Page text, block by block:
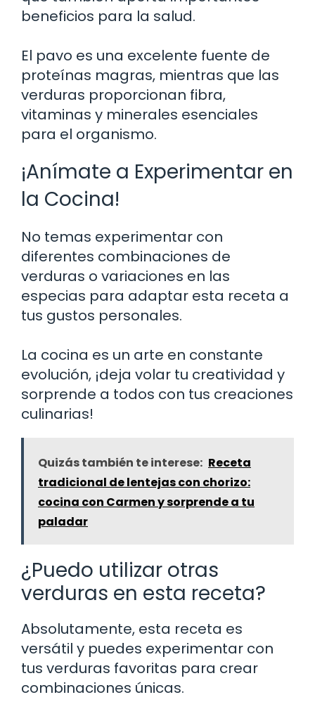
beneficios para la salud.
El pavo es una excelente fuente de
proteínas magras, mientras que las
verduras proporcionan fibra,
vitaminas y minerales esenciales
para el organismo.
¡Anímate a Experimentar en
la Cocina!
No temas experimentar con
diferentes combinaciones de
verduras o variaciones en las
especias para adaptar esta receta a
tus gustos personales.
La cocina es un arte en constante
evolución, ¡deja volar tu creatividad y
sorprende a todos con tus creaciones
culinarias!
Quizás también te interese: Receta
tradicional de lentejas con chorizo:
cocina con Carmen y sorprende a tu
paladar
¿Puedo utilizar otras
verduras en esta receta?
Absolutamente, esta receta es
versátil y puedes experimentar con
tus verduras favoritas para crear
combinaciones únicas.